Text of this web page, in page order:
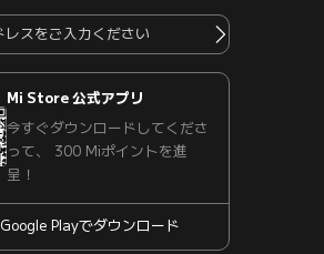
Mi Store 公式アプリ
今すぐダウンロードしてくださ
って、 300 Miポイントを進
呈！
Google Playでダウンロード